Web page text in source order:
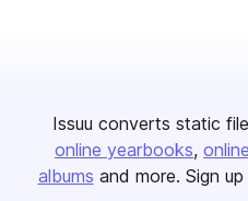
Issuu converts static
online yearbooks
albums and more. Sign up